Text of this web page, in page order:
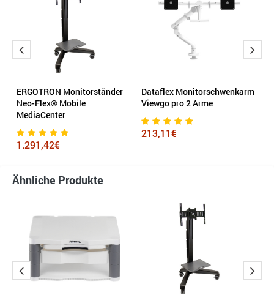
ERGOTRON Monitorständer
Neo-Flex® Mobile
MediaCenter
1.291,42€
Dataflex Monitorschwenkarm
Viewgo pro 2 Arme
213,11€
Ähnliche Produkte